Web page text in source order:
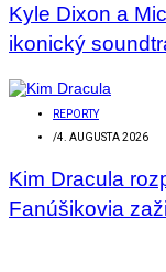
Kyle Dixon a
ikonický
REPORTY
/4. AUGUSTA 2026
Kim Dracula
Fanúšikovia